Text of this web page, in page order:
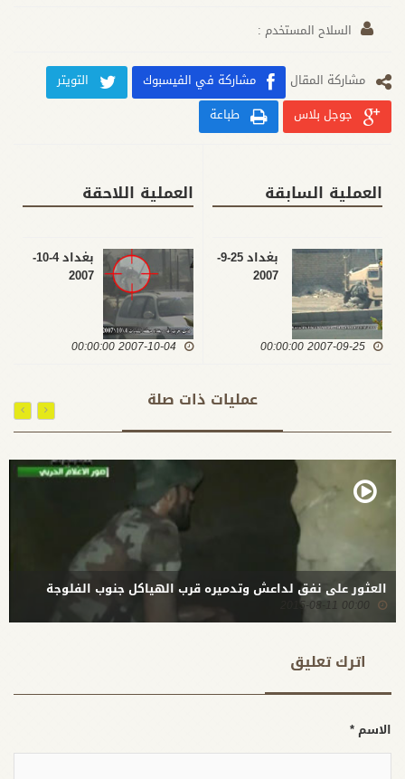
السلاح المستخدم :
مشارکة المقال مشاركة في الفيسبوك
التويتر
جوجل بلاس
طباعة
العملية السابقة
بغداد 25-9-
2007
2007-09-25 00:00:00
العملية اللاحقة
بغداد 4-10-
2007
2007-10-04 00:00:00
عمليات ذات صلة
العثور على نفق لداعش وتدميره قرب الهياكل جنوب الفلوجة
00:00 2015-08-11
اترك تعلیق
الاسم *